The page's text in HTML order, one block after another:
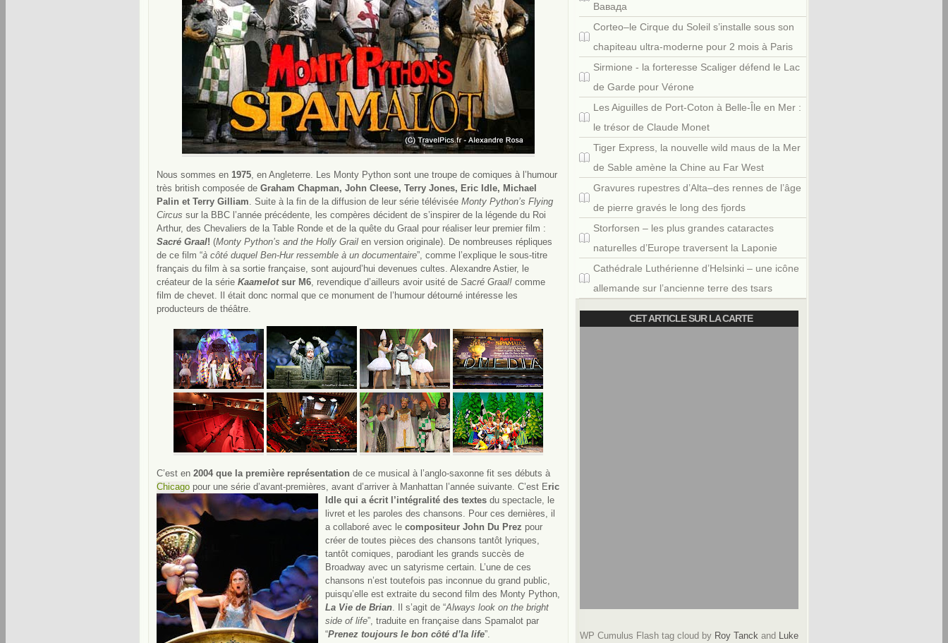
Nous sommes en 1975, en Angleterre. Les Monty Python sont une troupe de comiques à l’humour
très british composée de Graham Chapman, John Cleese, Terry Jones, Eric Idle, Michael
Palin et Terry Gilliam. Suite à la fin de la diffusion de leur série télévisée Monty Python’s Flying
Circus sur la BBC l’année précédente, les compères décident de s’inspirer de la légende du Roi
Arthur, des Chevaliers de la Table Ronde et de la quête du Graal pour réaliser leur premier film :
Sacré Graal! (Monty Python’s and the Holly Grail en version originale). De nombreuses répliques
de ce film “à côté duquel Ben-Hur ressemble à un documentaire”, comme l’explique le sous-titre
français du film à sa sortie française, sont aujourd’hui devenues cultes. Alexandre Astier, le
créateur de la série Kaamelotsur M6, revendique d’ailleurs avoir usité de Sacré Graal! comme
film de chevet. Il était donc normal que ce monument de l’humour détourné intéresse les
producteurs de théâtre.
C’est en 2004 que la première représentation de ce musical à l’anglo-saxonne fit ses débuts à
Chicago pour une série d’avant-premières, avant d’arriver à Manhattan l’année suivante. C’est Eric
Idle qui a écrit l’intégralité des textes du spectacle, le
livret et les paroles des chansons. Pour ces dernières, il
a collaboré avec le compositeur John Du Prez pour
créer de toutes pièces des chansons tantôt lyriques,
tantôt comiques, parodiant les grands succès de
Broadway avec un satyrisme certain. L’une de ces
chansons n’est toutefois pas inconnue du grand public,
puisqu’elle est extraite du second film des Monty Python,
La Vie de Brian. Il s’agit de “Always look on the bright
side of life”, traduite en française dans Spamalot par
“Prenez toujours le bon côté d’la life”.
Вавада
Corteo–le Cirque du Soleil s’installe sous son
chapiteau ultra-moderne pour 2 mois à Paris
Sirmione - la forteresse Scaliger défend le Lac
de Garde pour Vérone
Les Aiguilles de Port-Coton à Belle-Île en Mer :
le trésor de Claude Monet
Tiger Express, la nouvelle wild maus de la Mer
de Sable amène la Chine au Far West
Gravures rupestres d’Alta–des rennes de l’âge
de pierre gravés le long des fjords
Storforsen – les plus grandes cataractes
naturelles d’Europe traversent la Laponie
Cathédrale Luthérienne d’Helsinki – une icône
allemande sur l’ancienne terre des tsars
CET ARTICLE SUR LA CARTE
WP Cumulus Flash tag cloud by Roy Tanck and Luke